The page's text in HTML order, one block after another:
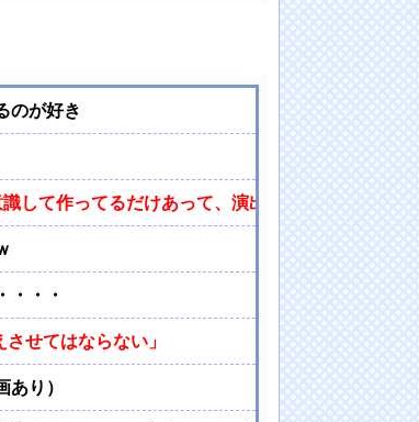
のが好き
して作ってるだけあって、演出・ゲーム性は東京
・・・
せてはならない」
り）